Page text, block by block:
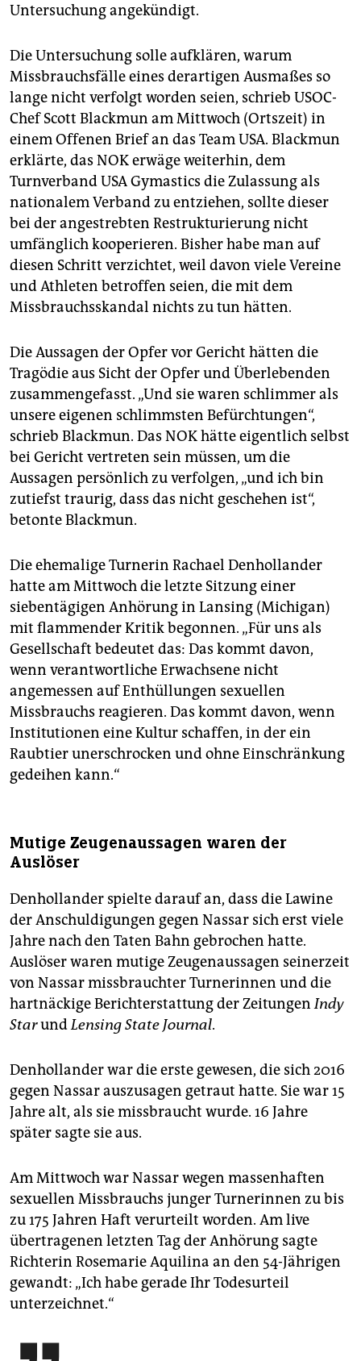
Untersuchung angekündigt.
Die Untersuchung solle aufklären, warum
Missbrauchsfälle eines derartigen Ausmaßes so
lange nicht verfolgt worden seien, schrieb USOC-
Chef Scott Blackmun am Mittwoch (Ortszeit) in
einem Offenen Brief an das Team USA. Blackmun
erklärte, das NOK erwäge weiterhin, dem
Turnverband USA Gymastics die Zulassung als
nationalem Verband zu entziehen, sollte dieser
bei der angestrebten Restrukturierung nicht
umfänglich kooperieren. Bisher habe man auf
diesen Schritt verzichtet, weil davon viele Vereine
und Athleten betroffen seien, die mit dem
Missbrauchsskandal nichts zu tun hätten.
Die Aussagen der Opfer vor Gericht hätten die
Tragödie aus Sicht der Opfer und Überlebenden
zusammengefasst. „Und sie waren schlimmer als
unsere eigenen schlimmsten Befürchtungen“,
schrieb Blackmun. Das NOK hätte eigentlich selbst
bei Gericht vertreten sein müssen, um die
Aussagen persönlich zu verfolgen, „und ich bin
zutiefst traurig, dass das nicht geschehen ist“,
betonte Blackmun.
Die ehemalige Turnerin Rachael Denhollander
hatte am Mittwoch die letzte Sitzung einer
siebentägigen Anhörung in Lansing (Michigan)
mit flammender Kritik begonnen. „Für uns als
Gesellschaft bedeutet das: Das kommt davon,
wenn verantwortliche Erwachsene nicht
angemessen auf Enthüllungen sexuellen
Missbrauchs reagieren. Das kommt davon, wenn
Institutionen eine Kultur schaffen, in der ein
Raubtier unerschrocken und ohne Einschränkung
gedeihen kann.“
Mutige Zeugenaussagen waren der
Auslöser
Denhollander spielte darauf an, dass die Lawine
der Anschuldigungen gegen Nassar sich erst viele
Jahre nach den Taten Bahn gebrochen hatte.
Auslöser waren mutige Zeugenaussagen seinerzeit
von Nassar missbrauchter Turnerinnen und die
hartnäckige Berichterstattung der ZeitungenIndy
StarundLensing State Journal.
Denhollander war die erste gewesen, die sich 2016
gegen Nassar auszusagen getraut hatte. Sie war 15
Jahre alt, als sie missbraucht wurde. 16 Jahre
später sagte sie aus.
Am Mittwoch war Nassar wegen massenhaften
sexuellen Missbrauchs junger Turnerinnen zu bis
zu 175 Jahren Haft verurteilt worden. Am live
übertragenen letzten Tag der Anhörung sagte
Richterin Rosemarie Aquilina an den 54-Jährigen
gewandt: „Ich habe gerade Ihr Todesurteil
unterzeichnet.“